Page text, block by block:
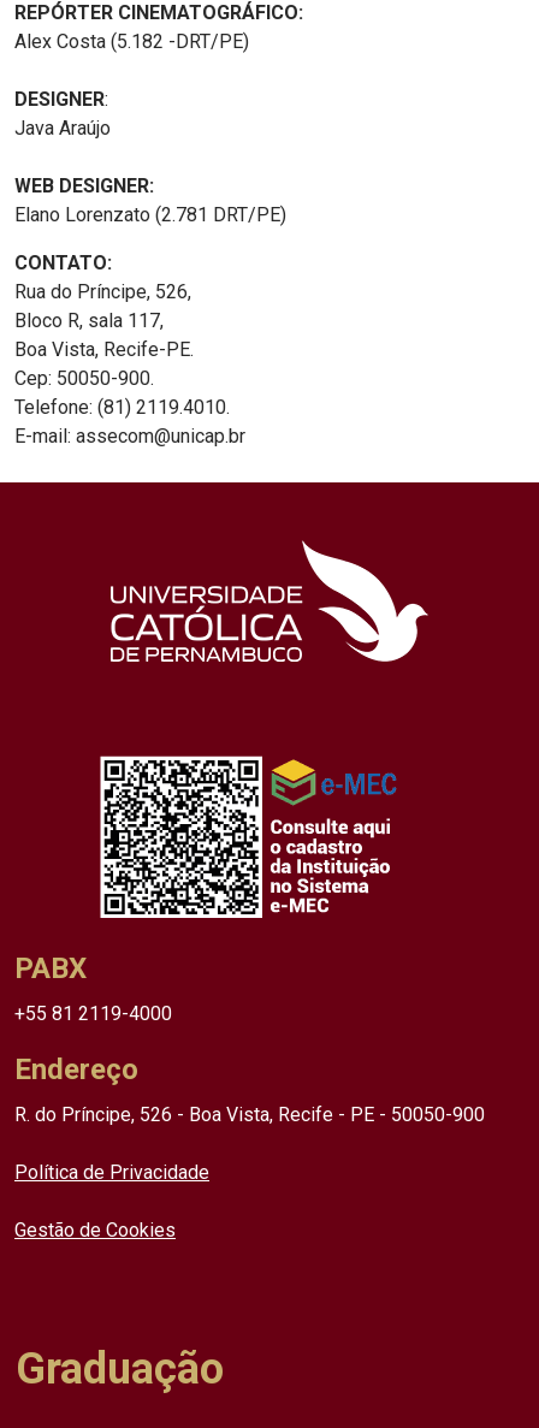
REPÓRTER CINEMATOGRÁFICO:
Alex Costa (5.182 -DRT/PE)
DESIGNER:
Java Araújo
WEB DESIGNER:
Elano Lorenzato (2.781 DRT/PE)
CONTATO:
Rua do Príncipe, 526,
Bloco R, sala 117,
Boa Vista, Recife-PE.
Cep: 50050-900.
Telefone: (81) 2119.4010.
E-mail: assecom@unicap.br
PABX
+55 81 2119-4000
Endereço
R. do Príncipe, 526 - Boa Vista, Recife - PE - 50050-900
Política de Privacidade
Gestão de Cookies
Graduação